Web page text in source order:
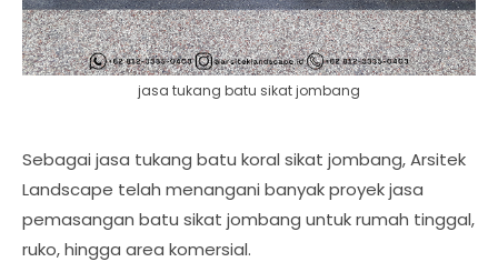
jasa tukang batu sikat jombang
Sebagai jasa tukang batu koral sikat jombang, Arsitek
Landscape telah menangani banyak proyek jasa
pemasangan batu sikat jombang untuk rumah tinggal,
ruko, hingga area komersial.